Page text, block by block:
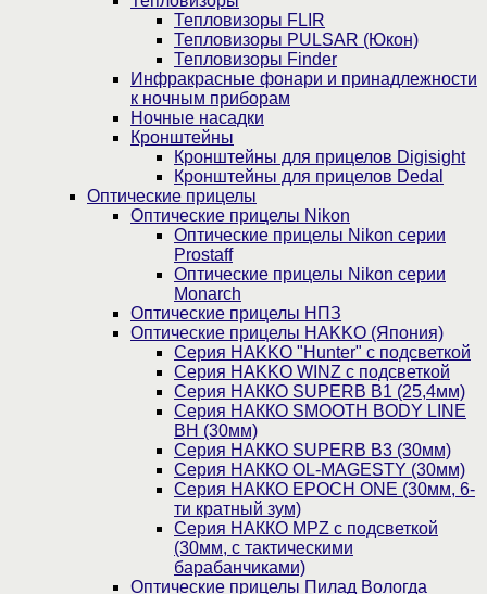
Тепловизоры FLIR
Тепловизоры PULSAR (Юкон)
Тепловизоры Finder
Инфракрасные фонари и принадлежности
к ночным приборам
Ночные насадки
Кронштейны
Кронштейны для прицелов Digisight
Кронштейны для прицелов Dedal
Оптические прицелы
Оптические прицелы Nikon
Оптические прицелы Nikon серии
Prostaff
Оптические прицелы Nikon серии
Monarch
Оптические прицелы НПЗ
Оптические прицелы HAKKO (Япония)
Cерия HAKKO "Hunter" с подсветкой
Серия НAKKO WINZ с подсветкой
Серия НАККО SUPERB B1 (25,4мм)
Серия НАККО SMOOTH BODY LINE
BH (30мм)
Серия НАККО SUPERB B3 (30мм)
Серия НАККО OL-MAGESTY (30мм)
Серия НАККО EPOCH ONE (30мм, 6-
ти кратный зум)
Серия НАККО MPZ с подсветкой
(30мм, c тактическими
барабанчиками)
Оптические прицелы Пилад Вологда